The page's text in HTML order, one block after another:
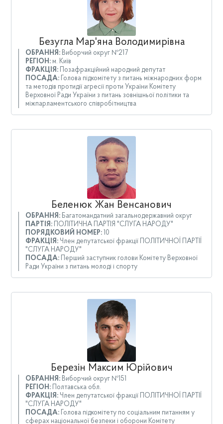
Безугла Мар'яна Володимирівна
ОБРАННЯ:Виборчий округ №217
РЕГІОН:м. Київ
ФРАКЦІЯ:Позафракційний народний депутат
ПОСАДА:Голова підкомітету з питань міжнародних форм
та методів протидії агресії проти України Комітету
Верховної Ради України з питань зовнішньої політики та
міжпарламентського співробітництва
Беленюк Жан Венсанович
ОБРАННЯ:Багатомандатний загальнодержавний округ
ПАРТІЯ:ПОЛІТИЧНА ПАРТІЯ "СЛУГА НАРОДУ"
ПОРЯДКОВИЙ НОМЕР:10
ФРАКЦІЯ:Член депутатської фракції ПОЛІТИЧНОЇ ПАРТІЇ
"СЛУГА НАРОДУ"
ПОСАДА:Перший заступник голови Комітету Верховної
Ради України з питань молоді і спорту
Березін Максим Юрійович
ОБРАННЯ:Виборчий округ №151
РЕГІОН:Полтавська обл.
ФРАКЦІЯ:Член депутатської фракції ПОЛІТИЧНОЇ ПАРТІЇ
"СЛУГА НАРОДУ"
ПОСАДА:Голова підкомітету по соціальним питанням у
сферах національної безпеки і оборони Комітету